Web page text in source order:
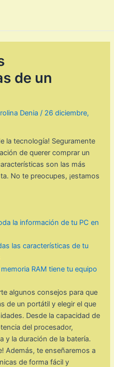
de un
Denia/ 26 diciembre,
la tecnología! Seguramente
de querer comprar un
son las más
No te preocupes, ¡estamos
la información de tu PC en
las características de tu
RAM tiene tu equipo
algunos consejos para que
de un portátil y elegir el que
Desde la capacidad de
del procesador,
y la duración de la batería.
Además, te enseñaremos a
de forma fácil y